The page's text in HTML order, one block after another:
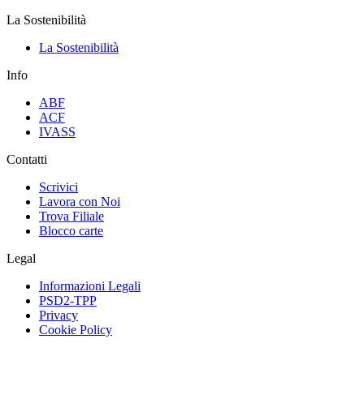
La Sostenibilità
La Sostenibilità
Info
ABF
ACF
IVASS
Contatti
Scrivici
Lavora con Noi
Trova Filiale
Blocco carte
Legal
Informazioni Legali
PSD2-TPP
Privacy
Cookie Policy